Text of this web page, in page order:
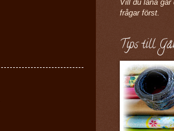
Vill du låna går
frågar först.
Tips till